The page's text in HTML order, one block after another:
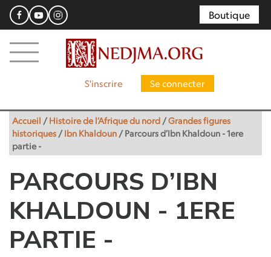
Boutique
S'inscrire Se connecter
Accueil /Histoire de l’Afrique du nord /Grandes figures
historiques /Ibn Khaldoun /Parcours d’Ibn Khaldoun - 1ere
partie -
PARCOURS D’IBN
KHALDOUN - 1ERE
PARTIE -